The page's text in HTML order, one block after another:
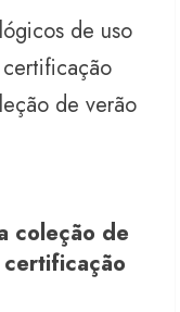
de uso
de verão
coleção de